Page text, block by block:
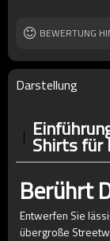
ÄrmelBEWERTUNG
Darstellung
Shirts für
Berührt
Entwerfen Sie
übergroße